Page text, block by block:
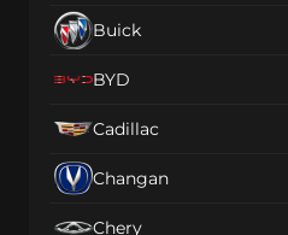
Buick
BYD
Cadillac
Changan
Chery